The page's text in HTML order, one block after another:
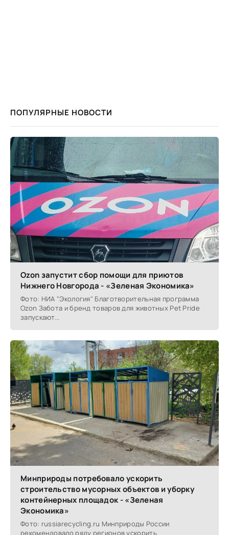
ПОПУЛЯРНЫЕ НОВОСТИ
Ozon запустит сбор помощи для приютов
Нижнего Новгорода - «Зеленая Экономика»
Фото: НИА "Экология" Благотворительная программа
Ozon Забота и бренд товаров для животных Pet Pride
запускают...
Минприроды потребовало ускорить
строительство мусорных объектов и уборку
контейнерных площадок - «Зеленая
Экономика»
Фото: russiarecycling.ru Минприроды России
рекомендовало ряду регионов ускорить